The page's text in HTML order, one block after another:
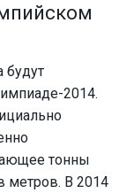
будут
2014.
тонны
метров. В 2014